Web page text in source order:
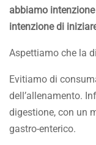
abbiamo
intenzione di
Aspettiamo che la
Evitiamo di
dell’allenamento.
digestione, con un
gastro-enterico.